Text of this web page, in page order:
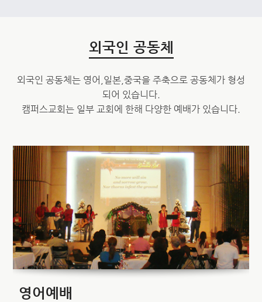
외국인 공동체
외국인 공동체는 영어,일본,중국을 주축으로 공동체가 형성
되어 있습니다.
캠퍼스교회는 일부 교회에 한해 다양한 예배가 있습니다.
영어예배